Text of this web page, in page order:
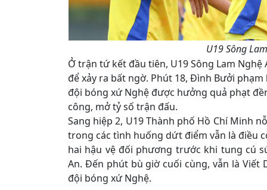
U19 Sông
Ở trận tứ kết đầu tiên, U19 Sông Lam
để xảy ra bất ngờ. Phút 18, Đình Bưởi
đội bóng xứ Nghệ được hưởng quả phạt
công, mở tỷ số trận đấu.
Sang hiệp 2, U19 Thành phố Hồ Chí Minh
trong các tình huống dứt điểm vẫn là điều
hai hậu vệ đối phương trước khi tung cú
An. Đến phút bù giờ cuối cùng, vẫn là Viết
đội bóng xứ Nghệ.